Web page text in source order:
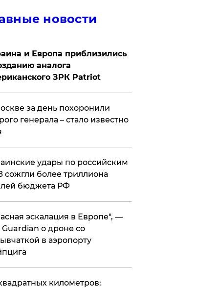
новости
и Европа приблизились
аналога
ЗРК Patriot
за день похоронили
генерала – стало известно
удары по российским
сожгли более триллиона
бюджета РФ
эскалация в Европе", —
Guardian о дроне со
в аэропорту
километров: